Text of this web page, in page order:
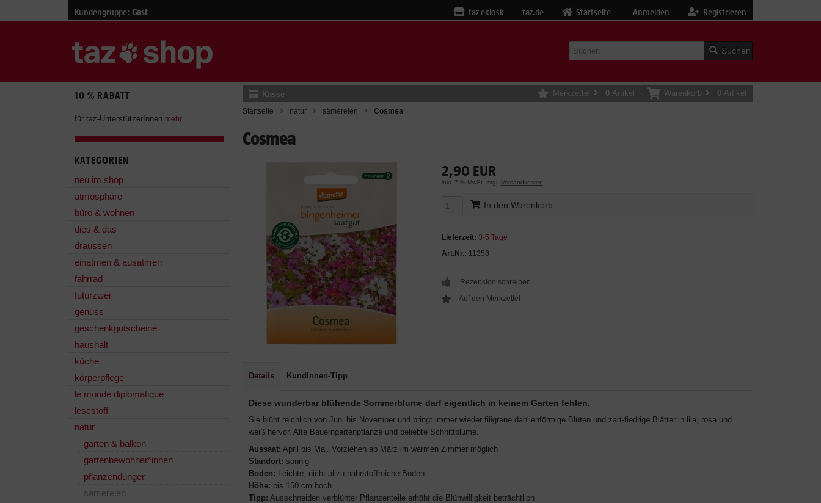
Kundengruppe: Gast Registrieren
Anmelden
Startseite
taz.de
taz ekiosk
Suchen
Kasse Warenkorb 0 Artikel
Merkzettel 0 Artikel
Startseite natur sämereien Cosmea
Cosmea
2,90 EUR
inkl. 7 % MwSt. zzgl. Versandkosten
In den Warenkorb
Lieferzeit: 3-5 Tage
Art.Nr.: 11358
Rezension schreiben
Details KundInnen-Tipp
Diese wunderbar blühende Sommerblume darf eigentlich in keinem Garten fehlen.
Sie blüht reichlich von Juni bis November und bringt immer wieder filigrane dahlienförmige Blüten und zart-fiedrige Blätter in lila, rosa und
weiß hervor. Alte Bauerngartenpflanze und beliebte Schnittblume.
Aussaat: April bis Mai. Vorziehen ab März im warmen Zimmer möglich
Standort: sonnig
Boden: Leichte, nicht allzu nährstoffreiche Böden
Höhe: bis 150 cm hoch
Tipp: Ausschneiden verblühter Pflanzenteile erhöht die Blühwilligkeit beträchtlich
10 % RABATT
für taz-UnterstützerInnen mehr ...
KATEGORIEN
neu im shop
atmosphäre
büro & wohnen
dies & das
draussen
einatmen & ausatmen
fahrrad
futurzwei
genuss
geschenkgutscheine
haushalt
küche
körperpflege
le monde diplomatique
lesestoff
natur
garten & balkon
gartenbewohner*innen
pflanzendünger
sämereien